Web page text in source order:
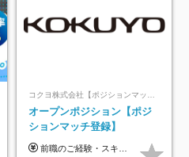
オープンポジション【ポジ
ションマッチ登録】
前職のご経験・スキル等を考慮して決定します。